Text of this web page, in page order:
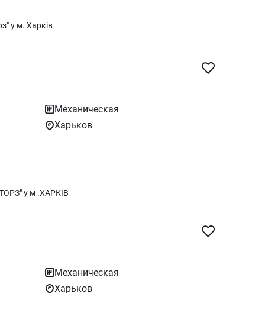
у м. Харків
Механическая
Харьков
у м .ХАРКІВ
Механическая
Харьков